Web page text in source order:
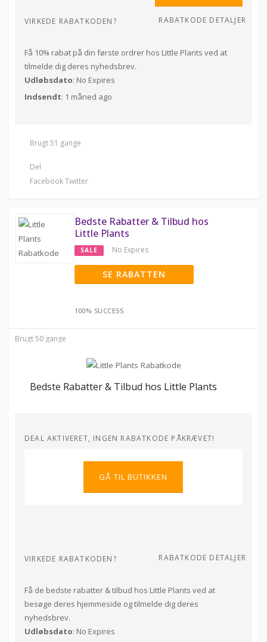
VIRKEDE RABATKODEN? RABATKODE DETALJER
Få 10% rabat på din første ordrer hos Little Plants ved at
tilmelde dig deres nyhedsbrev.
Udløbsdato: No Expires
Indsendt: 1 måned ago
Brugt 51 gange
Del
FacebookTwitter
Bedste Rabatter & Tilbud hos
Little Plants
SALE No Expires
SE RABATTEN
100% SUCCESS
Brugt 50 gange
Bedste Rabatter & Tilbud hos Little Plants
DEAL AKTIVERET, INGEN RABATKODE PÅKRÆVET!
GÅ TIL BUTIKKEN
VIRKEDE RABATKODEN? RABATKODE DETALJER
Få de bedste rabatter & tilbud hos Little Plants ved at
besøge deres hjemmeside og tilmelde dig deres
nyhedsbrev.
Udløbsdato: No Expires